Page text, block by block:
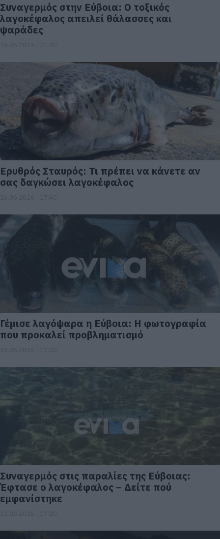
Συναγερμός στην Εύβοια: Ο τοξικός
λαγοκέφαλος απειλεί θάλασσες και
ψαράδες
Ερυθρός Σταυρός: Τι πρέπει να κάνετε αν
σας δαγκώσει λαγοκέφαλος
Γέμισε λαγόψαρα η Εύβοια: Η φωτογραφία
που προκαλεί προβληματισμό
Συναγερμός στις παραλίες της Εύβοιας:
Έφτασε ο λαγοκέφαλος – Δείτε πού
εμφανίστηκε